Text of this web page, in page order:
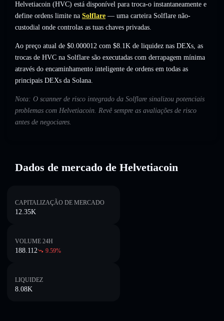
Helvetiacoin (HVC) está disponível para troca-o instantaneamente e
define ordens limite na Solflare — uma carteira Solflare não-
custodial onde controlas as tuas chaves privadas.
Ao preço atual de $0.000012 com $8.1K de liquidez nas DEXs, as
trocas de HVC na Solflare são executadas com derrapagem mínima
através do encaminhamento inteligente de ordens em todas as
principais DEXs da Solana.
Nota: O scanner de risco integrado da Solflare sinalizou potenciais
problemas com Helvetiacoin. Revê sempre as avaliações de risco
antes de negociares.
Dados de mercado de Helvetiacoin
CAPITALIZAÇÃO DE MERCADO
12.35K
VOLUME 24H
188.112 9.59%
LIQUIDEZ
8.08K